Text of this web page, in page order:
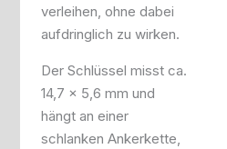
verleihen, ohne dabei
aufdringlich zu wirken.
Der Schlüssel misst ca.
14,7 × 5,6 mm und
hängt an einer
schlanken Ankerkette,